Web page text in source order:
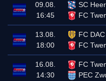
09.08.
16:45
SC
FC
13.08.
18:00
FC
FC
16.08.
14:30
FC
PEC